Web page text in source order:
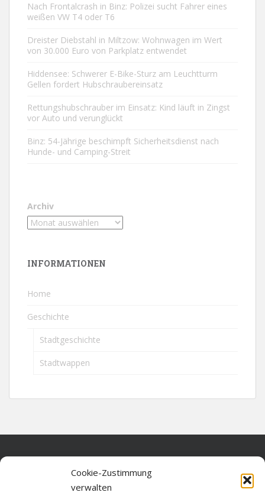
Cookie-Zustimmung
verwalten
Nach Frontalcrash in Binz: Polizei sucht Fahrer eines
weißen VW T4 oder T6
Dreister Diebstahl in Miltzow: Wohnwagen im Wert
von 30.000 Euro von Parkplatz entwendet
Hiddensee: Schwerer E-Bike-Sturz am Leuchtturm
Gellen fordert Hubschraubereinsatz
Rettungshubschrauber im Einsatz: Kind läuft in Zingst
vor Auto und verunglückt
Binz: 54-Jährige beschimpft Sicherheitsdienst nach
Hunde- und Camping-Streit
Archiv
INFORMATIONEN
Home
Geschichte
Stadtgeschichte
Stadtwappen